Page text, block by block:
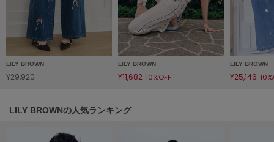
LeSportsac
レスポートサック
LILY BROWN
リリーブラウン
LILY BROWN Lingerie
リリーブラウンランジェリー
LITTLE UNION TOKYO
LILY BROWN
¥29,920
LILY BROWN
¥11,682 10%OFF
LILY BROWN
¥25,146
LILY BROWNの人気ランキング